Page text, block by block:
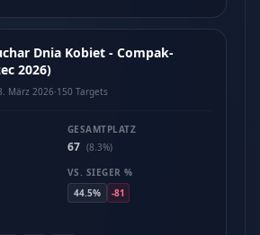
Dnia Kobiet - Compak-
2026)
März 2026·150 Targets
GESAMTPLATZ
67 (8.3%)
VS. SIEGER %
44.5%
-81